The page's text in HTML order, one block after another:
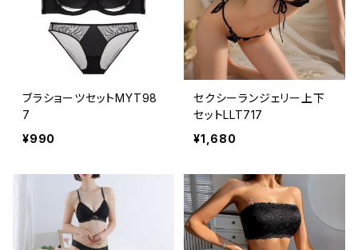
ブラショーツセットMYT98
7
¥990
セクシーランジェリー上下
セットLLT717
¥1,680